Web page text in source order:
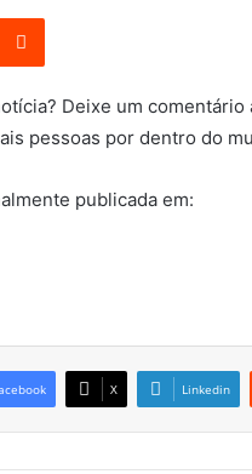
Reddit
Deixe um
pessoas por dentro do
publicada em:
X Linkedin